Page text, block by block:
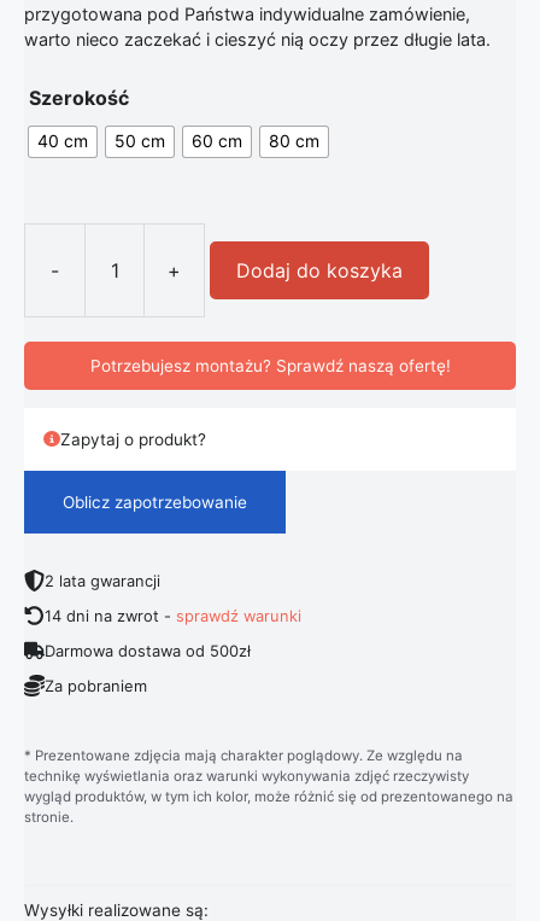
przygotowana pod Państwa indywidualne zamówienie,
warto nieco zaczekać i cieszyć nią oczy przez długie lata.
Szerokość
40 cm 50 cm 60 cm 80 cm
-
ilość Klasyczna Materiałowa
+ Dodaj do koszyka
Potrzebujesz montażu? Sprawdź naszą ofertę!
Zapytaj o produkt?
Oblicz zapotrzebowanie
2 lata gwarancji
14 dni na zwrot -sprawdź warunki
Darmowa dostawa od 500zł
Za pobraniem
* Prezentowane zdjęcia mają charakter poglądowy. Ze względu na
technikę wyświetlania oraz warunki wykonywania zdjęć rzeczywisty
wygląd produktów, w tym ich kolor, może różnić się od prezentowanego na
stronie.
Wysyłki realizowane są: